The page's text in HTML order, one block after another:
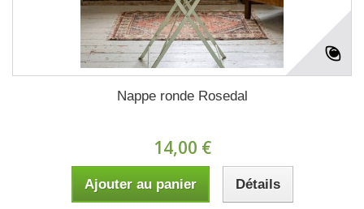
Nappe ronde Rosedal
14,00 €
Ajouter au panier Détails